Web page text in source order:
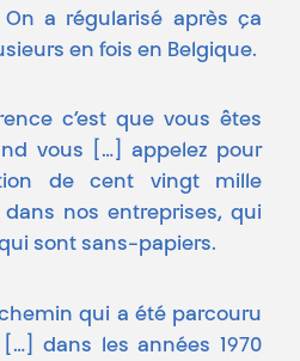
On a régularisé après ça
en fois en Belgique.
c’est que vous êtes
vous […] appelez pour
de cent vingt mille
nos entreprises, qui
sont sans-papiers.
qui a été parcouru
dans les années 1970